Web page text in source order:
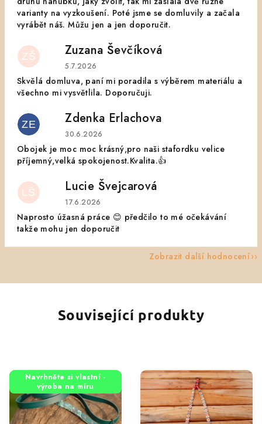
varianty na vyzkoušení. Poté jsme se domluvily a začala
vyrábět náš. Můžu jen a jen doporučit.
ZŠ Zuzana Ševčíková
Hodnocení obchodu je 5 z 5 hvězdiček.
5.7.2026
Skvělá domluva, paní mi poradila s výběrem materiálu a
všechno mi vysvětlila. Doporučuji.
ZE Zdenka Erlachova
Hodnocení obchodu je 5 z 5 hvězdiček.
30.6.2026
Obojek je moc moc krásný,pro naši stafordku velice
příjemný,velká spokojenost.Kvalita.👍
LŠ Lucie Švejcarová
Hodnocení obchodu je 5 z 5 hvězdiček.
17.6.2026
Naprosto úžasná práce 😊 předčilo to mé očekávání
takže mohu jen doporučit
Zobrazit další hodnocení
Související produkty
Navrhněte si vlastní -
výroba na míru